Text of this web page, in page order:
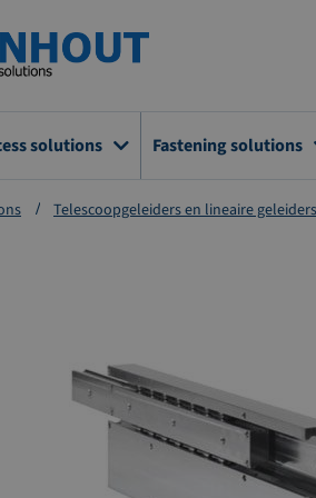
solutions Fastening solutions
Telescoopgeleiders en lineaire geleiders